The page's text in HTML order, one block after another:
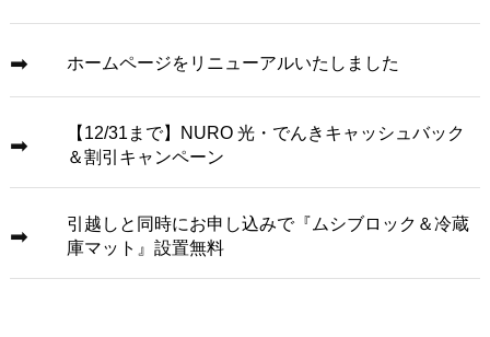
ホームページをリニューアルいたしました
【12/31まで】NURO 光・でんきキャッシュバック
＆割引キャンペーン
引越しと同時にお申し込みで『ムシブロック＆冷蔵
庫マット』設置無料